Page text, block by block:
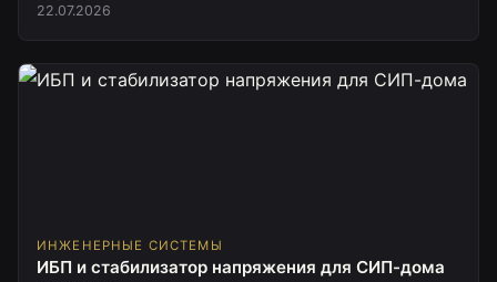
22.07.2026
ИНЖЕНЕРНЫЕ СИСТЕМЫ
ИБП и стабилизатор напряжения для СИП-дома